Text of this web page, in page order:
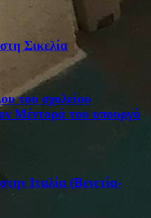
Σικελία
του σχολείου
Μέντορά του υπουργό
Ιταλία (Βενετία-